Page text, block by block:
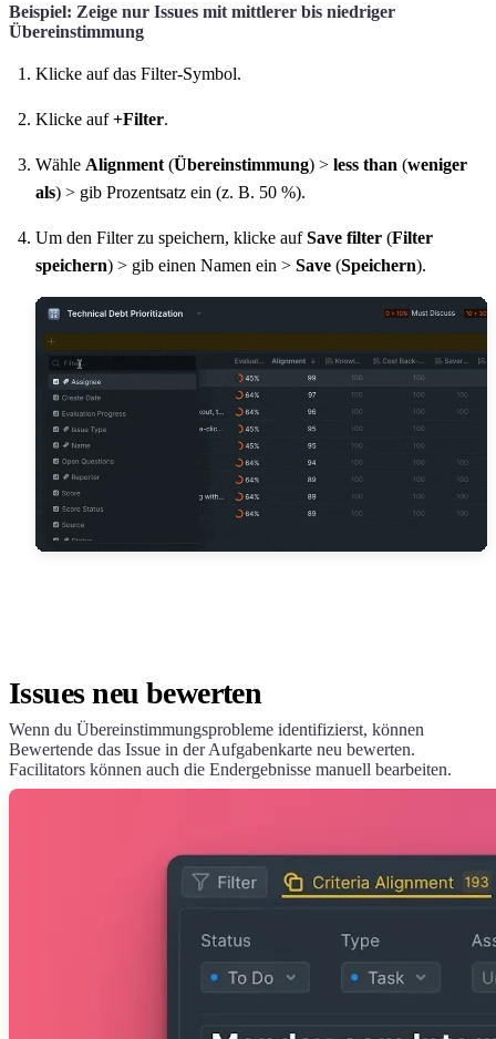
Beispiel: Zeige nur Issues mit mittlerer bis niedriger
Übereinstimmung
Klicke auf das Filter-Symbol.
Klicke auf+Filter.
Wähle Alignment (Übereinstimmung) > less than (weniger
als) > gib Prozentsatz ein (z. B. 50 %).
Um den Filter zu speichern, klicke aufSave filter (Filter
speichern) > gib einen Namen ein > Save (Speichern).
Issues neu bewerten
Wenn du Übereinstimmungsprobleme identifizierst, können
Bewertende das Issue in der Aufgabenkarte neu bewerten.
Facilitators können auch die Endergebnisse manuell bearbeiten.